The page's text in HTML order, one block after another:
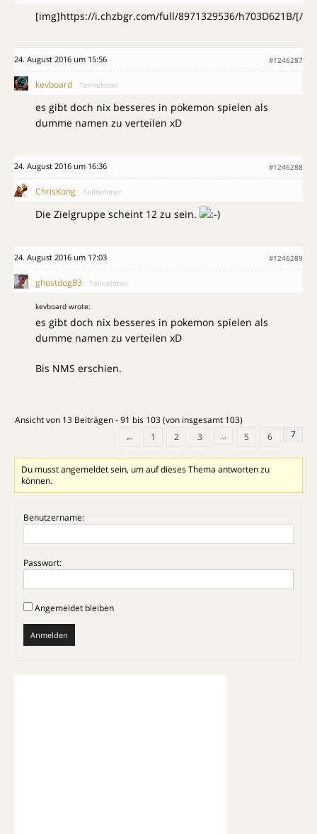
[img]https://i.chzbgr.com/full/8971329536/h703D621B/[/
24. August 2016 um 15:56 #1246287
kevboard Teilnehmer
es gibt doch nix besseres in pokemon spielen als
dumme namen zu verteilen xD
24. August 2016 um 16:36 #1246288
ChrisKong Teilnehmer
Die Zielgruppe scheint 12 zu sein.
24. August 2016 um 17:03 #1246289
ghostdog83 Teilnehmer
kevboard wrote:
es gibt doch nix besseres in pokemon spielen als
dumme namen zu verteilen xD
Bis NMS erschien.
Ansicht von 13 Beiträgen - 91 bis 103 (von insgesamt 103)
←
1 2 3 … 5 6 7
Du musst angemeldet sein, um auf dieses Thema antworten zu
können.
Benutzername:
Passwort:
Angemeldet bleiben
Anmelden